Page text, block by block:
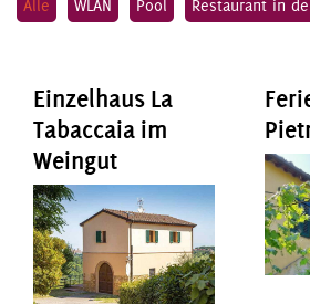
Alle WLAN Pool Restaurant in
Einzelhaus La
Tabaccaia im
Weingut